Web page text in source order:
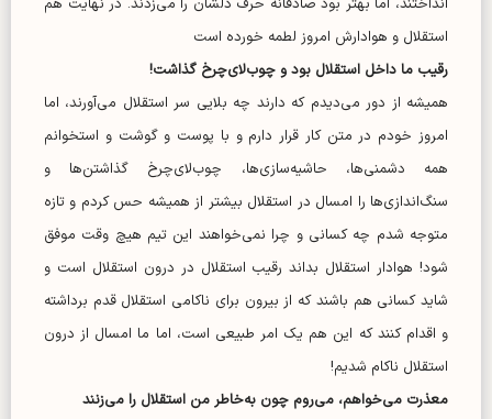
استقلال و هوادارش امروز لطمه خورده است
رقیب ما داخل استقلال بود و چوب‌لای‌چرخ گذاشت!
همیشه از دور می‌دیدم که دارند چه بلایی سر استقلال می‌آورند، اما
امروز خودم در متن کار قرار دارم و با پوست و گوشت و استخوانم
همه دشمنی‌ها، حاشیه‌سازی‌ها، چوب‌لای‌چرخ گذاشتن‌ها و
سنگ‌اندازی‌ها را امسال در استقلال بیشتر از همیشه حس کردم و تازه
متوجه شدم چه کسانی و چرا نمی‌خواهند این تیم هیچ وقت موفق
شود! هوادار استقلال بداند رقیب استقلال در درون استقلال است و
شاید کسانی هم باشند که از بیرون برای ناکامی استقلال قدم برداشته
و اقدام کنند که این هم یک امر طبیعی است، اما ما امسال از درون
استقلال ناکام شدیم!
معذرت می‌خواهم، می‌روم چون به‌خاطر من استقلال را می‌زنند